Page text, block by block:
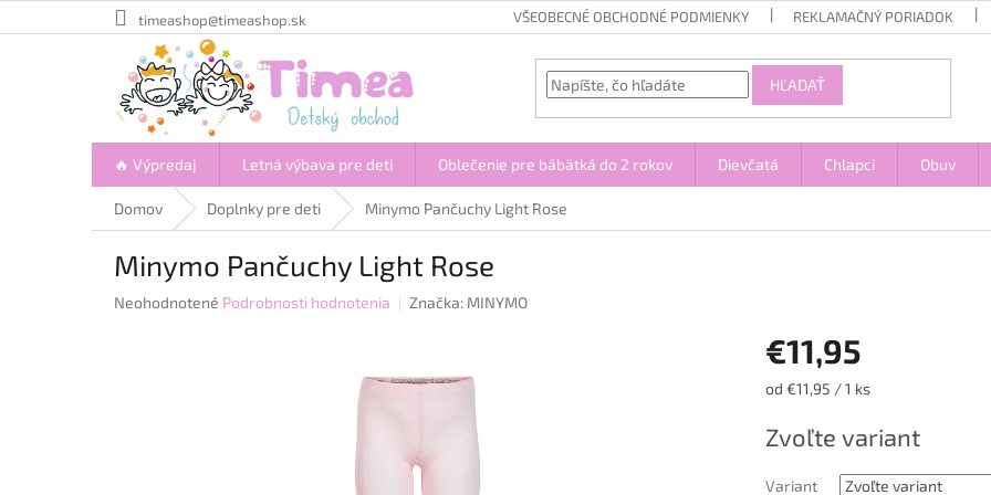
na
timeashop@timeashop.sk VŠEOBECNÉ OBCHODNÉ PODMIENKY REKLAMAČNÝ PORIADOK
HĽADAŤ
🔥 Výpredaj Letná výbava pre deti Oblečenie pre bábätká do 2 rokov Dievčatá Chlapci Obuv
Domov Doplnky pre deti Minymo Pančuchy Light Rose
Minymo Pančuchy Light Rose
Priemerné
Neohodnotené Podrobnosti hodnotenia Značka: MINYMO
€11,95
Jednotková
od €11,95 / 1 ks
Zvoľte variant
Variant